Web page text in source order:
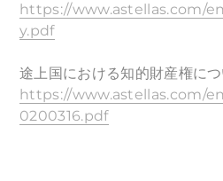
https://www.astellas.com/
y.pdf
途上国における知的財産権に
https://www.astellas.com/
0200316.pdf